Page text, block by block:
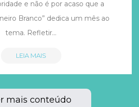
e não é por acaso que a
Branco” dedica um mês ao
tema. Refletir…
LEIA MAIS
mais conteúdo